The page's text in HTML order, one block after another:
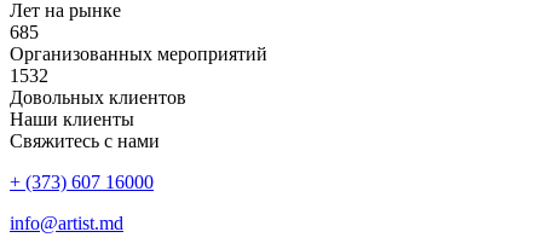
Лет на рынке
685
Организованных мероприятий
1532
Довольных клиентов
Наши клиенты
Свяжитесь с нами
+ (373) 607 16000
info@artist.md